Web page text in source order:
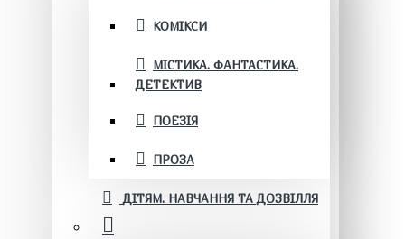
КОМІКСИ
МІСТИКА. ФАНТАСТИКА.
ДЕТЕКТИВ
ПОЕЗІЯ
ПРОЗА
ДІТЯМ. НАВЧАННЯ ТА ДОЗВІЛЛЯ